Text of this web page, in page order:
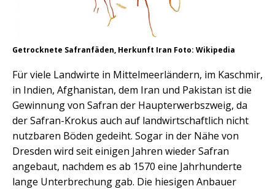
Getrocknete Safranfäden, Herkunft Iran Foto: Wikipedia
Für viele Landwirte in Mittelmeerländern, im Kaschmir,
in Indien, Afghanistan, dem Iran und Pakistan ist die
Gewinnung von Safran der Haupterwerbszweig, da
der Safran-Krokus auch auf landwirtschaftlich nicht
nutzbaren Böden gedeiht. Sogar in der Nähe von
Dresden wird seit einigen Jahren wieder Safran
angebaut, nachdem es ab 1570 eine Jahrhunderte
lange Unterbrechung gab. Die hiesigen Anbauer